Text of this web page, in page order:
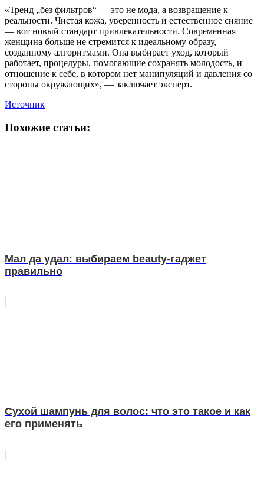
«Тренд „без фильтров“ — это не мода, а возвращение к
реальности. Чистая кожа, уверенность и естественное сияние
— вот новый стандарт привлекательности. Современная
женщина больше не стремится к идеальному образу,
созданному алгоритмами. Она выбирает уход, который
работает, процедуры, помогающие сохранять молодость, и
отношение к себе, в котором нет манипуляций и давления со
стороны окружающих», — заключает эксперт.
Источник
Похожие статьи:
Мал да удал: выбираем beauty-гаджет
правильно
Сухой шампунь для волос: что это такое и как
его применять